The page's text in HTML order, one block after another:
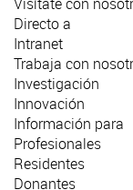
Directo a
Intranet
Trabaja con
Investigación
Innovación
Información para
Profesionales
Residentes
Donantes